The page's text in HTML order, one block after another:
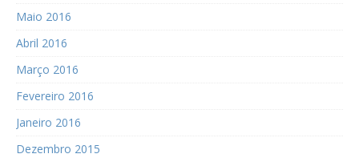
Maio 2016
Abril 2016
Março 2016
Fevereiro 2016
Janeiro 2016
Dezembro 2015